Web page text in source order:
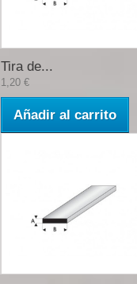
Tira de...
1,20 €
Añadir al carrito